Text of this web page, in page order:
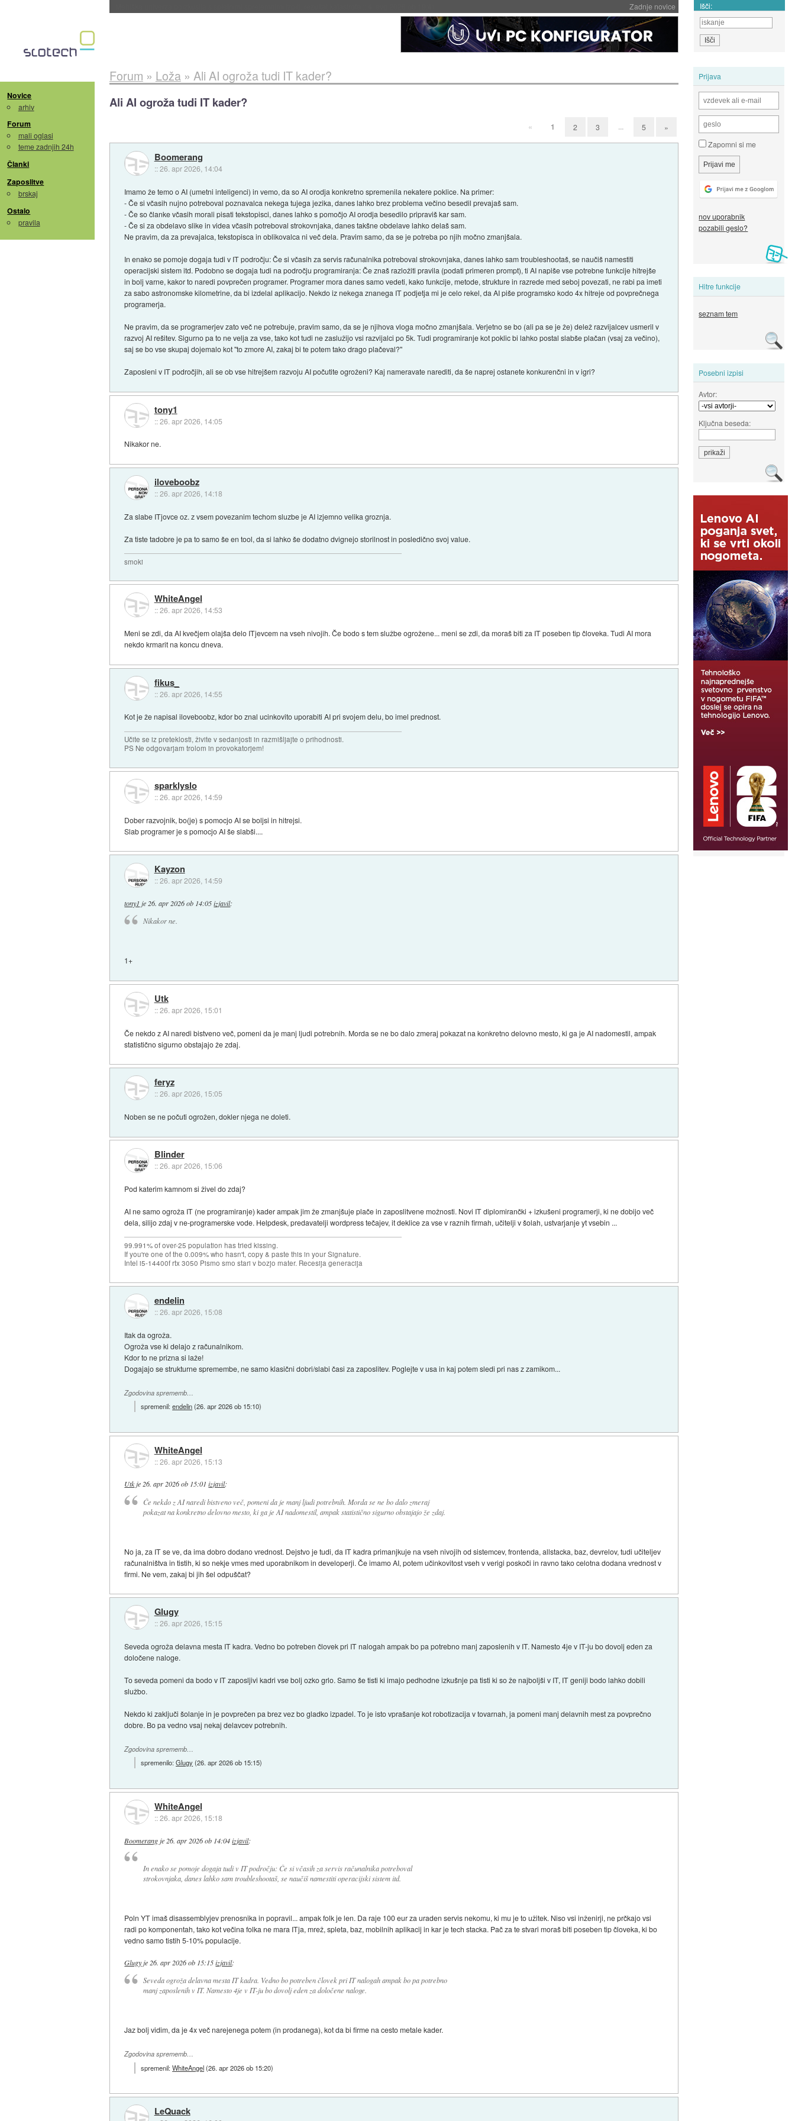
Zadnje novice Išči:
Novice
arhiv
Forum
mali oglasi
teme zadnjih 24h
Članki
Zaposlitve
brskaj
Ostalo
pravila
Prijava
Zapomni si me
nov uporabnik
pozabili geslo?
Hitre funkcije
seznam tem
Posebni izpisi
Avtor:
Ključna beseda:
Forum » Loža» Ali AI ogroža tudi IT kader?
Ali AI ogroža tudi IT kader?
« 1 2 3 ... 5 »
Boomerang
::26. apr 2026, 14:04
Imamo že temo o AI (umetni inteligenci) in vemo, da so AI orodja konkretno spremenila nekatere poklice. Na primer:
- Če si včasih nujno potreboval poznavalca nekega tujega jezika, danes lahko brez problema večino besedil prevajaš sam.
- Če so članke včasih morali pisati tekstopisci, danes lahko s pomočjo AI orodja besedilo pripraviš kar sam.
- Če si za obdelavo slike in videa včasih potreboval strokovnjaka, danes takšne obdelave lahko delaš sam.
Ne pravim, da za prevajalca, tekstopisca in oblikovalca ni več dela. Pravim samo, da se je potreba po njih močno zmanjšala.
In enako se pomoje dogaja tudi v IT področju: Če si včasih za servis računalnika potreboval strokovnjaka, danes lahko sam troubleshootaš, se naučiš namestiti
operacijski sistem itd. Podobno se dogaja tudi na področju programiranja: Če znaš razložiti pravila (podati primeren prompt), ti AI napiše vse potrebne funkcije hitrejše
in bolj varne, kakor to naredi povprečen programer. Programer mora danes samo vedeti, kako funkcije, metode, strukture in razrede med seboj povezati, ne rabi pa imeti
za sabo astronomske kilometrine, da bi izdelal aplikacijo. Nekdo iz nekega znanega IT podjetja mi je celo rekel, da AI piše programsko kodo 4x hitreje od povprečnega
programerja.
Ne pravim, da se programerjev zato več ne potrebuje, pravim samo, da se je njihova vloga močno zmanjšala. Verjetno se bo (ali pa se je že) delež razvijalcev usmeril v
razvoj AI rešitev. Sigurno pa to ne velja za vse, tako kot tudi ne zaslužijo vsi razvijalci po 5k. Tudi programiranje kot poklic bi lahko postal slabše plačan (vsaj za večino),
saj se bo vse skupaj dojemalo kot "to zmore AI, zakaj bi te potem tako drago plačeval?"
Zaposleni v IT področjih, ali se ob vse hitrejšem razvoju AI počutite ogroženi? Kaj nameravate narediti, da še naprej ostanete konkurenčni in v igri?
tony1
::26. apr 2026, 14:05
Nikakor ne.
iloveboobz
::26. apr 2026, 14:18
Za slabe ITjovce oz. z vsem povezanim techom sluzbe je AI izjemno velika groznja.
Za tiste tadobre je pa to samo še en tool, da si lahko še dodatno dvignejo storilnost in posledično svoj value.
smoki
WhiteAngel
::26. apr 2026, 14:53
Meni se zdi, da AI kvečjem olajša delo ITjevcem na vseh nivojih. Če bodo s tem službe ogrožene... meni se zdi, da moraš biti za IT poseben tip človeka. Tudi AI mora
nekdo krmarit na koncu dneva.
fikus_
::26. apr 2026, 14:55
Kot je že napisal iloveboobz, kdor bo znal ucinkovito uporabiti AI pri svojem delu, bo imel prednost.
Učite se iz preteklosti, živite v sedanjosti in razmišljajte o prihodnosti.
PS Ne odgovarjam trolom in provokatorjem!
sparklyslo
::26. apr 2026, 14:59
Dober razvojnik, bo(je) s pomocjo AI se boljsi in hitrejsi.
Slab programer je s pomocjo AI še slabši....
Kayzon
::26. apr 2026, 14:59
tony1 je 26. apr 2026 ob 14:05 izjavil:
Nikakor ne.
1+
Utk
::26. apr 2026, 15:01
Če nekdo z AI naredi bistveno več, pomeni da je manj ljudi potrebnih. Morda se ne bo dalo zmeraj pokazat na konkretno delovno mesto, ki ga je AI nadomestil, ampak
statistično sigurno obstajajo že zdaj.
feryz
::26. apr 2026, 15:05
Noben se ne počuti ogrožen, dokler njega ne doleti.
Blinder
::26. apr 2026, 15:06
Pod katerim kamnom si živel do zdaj?
AI ne samo ogroža IT (ne programiranje) kader ampak jim že zmanjšuje plače in zaposlitvene možnosti. Novi IT diplomirančki + izkušeni programerji, ki ne dobijo več
dela, silijo zdaj v ne-programerske vode. Helpdesk, predavatelji wordpress tečajev, it deklice za vse v raznih firmah, učitelji v šolah, ustvarjanje yt vsebin ...
99.991% of over-25 population has tried kissing.
If you're one of the 0.009% who hasn't, copy & paste this in your Signature.
Intel i5-14400f rtx 3050 Pismo smo stari v bozjo mater. Recesija generacija
endelin
::26. apr 2026, 15:08
Itak da ogroža.
Ogroža vse ki delajo z računalnikom.
Kdor to ne prizna si laže!
Dogajajo se strukturne spremembe, ne samo klasični dobri/slabi časi za zaposlitev. Poglejte v usa in kaj potem sledi pri nas z zamikom...
Zgodovina sprememb…
spremenil:endelin(26. apr 2026 ob 15:10)
WhiteAngel
::26. apr 2026, 15:13
Utkje26. apr 2026 ob 15:01 izjavil:
Če nekdo z AI naredi bistveno več, pomeni da je manj ljudi potrebnih. Morda se ne bo dalo zmeraj
pokazat na konkretno delovno mesto, ki ga je AI nadomestil, ampak statistično sigurno obstajajo že zdaj.
No ja, za IT se ve, da ima dobro dodano vrednost. Dejstvo je tudi, da IT kadra primanjkuje na vseh nivojih od sistemcev, frontenda, allstacka, baz, devrelov, tudi učiteljev
računalništva in tistih, ki so nekje vmes med uporabnikom in developerji. Če imamo AI, potem učinkovitost vseh v verigi poskoči in ravno tako celotna dodana vrednost v
firmi. Ne vem, zakaj bi jih šel odpuščat?
Glugy
::26. apr 2026, 15:15
Seveda ogroža delavna mesta IT kadra. Vedno bo potreben človek pri IT nalogah ampak bo pa potrebno manj zaposlenih v IT. Namesto 4je v IT-ju bo dovolj eden za
določene naloge.
To seveda pomeni da bodo v IT zaposljivi kadri vse bolj ozko grlo. Samo še tisti ki imajo pedhodne izkušnje pa tisti ki so že najboljši v IT, IT geniji bodo lahko dobili
službo.
Nekdo ki zaključi šolanje in je povprečen pa brez vez bo gladko izpadel. To je isto vprašanje kot robotizacija v tovarnah, ja pomeni manj delavnih mest za povprečno
dobre. Bo pa vedno vsaj nekaj delavcev potrebnih.
Zgodovina sprememb…
spremenilo:Glugy (26. apr 2026 ob 15:15)
WhiteAngel
::26. apr 2026, 15:18
Boomerang je 26. apr 2026 ob 14:04 izjavil:
In enako se pomoje dogaja tudi v IT področju: Če si včasih za servis računalnika potreboval
strokovnjaka, danes lahko sam troubleshootaš, se naučiš namestiti operacijski sistem itd.
Poln YT imaš disassemblyjev prenosnika in popravil... ampak folk je len. Da raje 100 eur za uraden servis nekomu, ki mu je to užitek. Niso vsi inženirji, ne prčkajo vsi
radi po komponentah, tako kot večina folka ne mara ITja, mrež, spleta, baz, mobilnih aplikacij in kar je tech stacka. Pač za te stvari moraš biti poseben tip človeka, ki bo
vedno samo tistih 5-10% populacije.
Glugyje 26. apr 2026 ob 15:15 izjavil:
Seveda ogroža delavna mesta IT kadra. Vedno bo potreben človek pri IT nalogah ampak bo pa potrebno
manj zaposlenih v IT. Namesto 4je v IT-ju bo dovolj eden za določene naloge.
Jaz bolj vidim, da je 4x več narejenega potem (in prodanega), kot da bi firme na cesto metale kader.
Zgodovina sprememb…
spremenil:WhiteAngel(26. apr 2026 ob 15:20)
LeQuack